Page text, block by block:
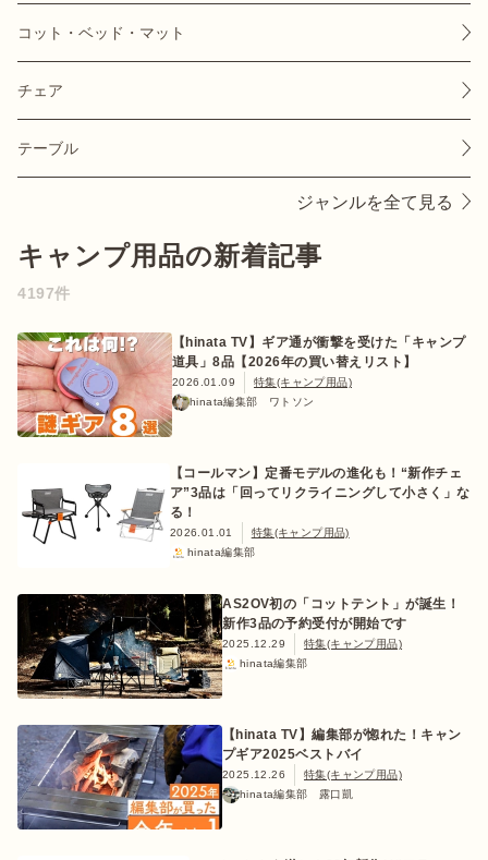
コット・ベッド・マット
チェア
テーブル
ジャンルを全て見る
キャンプ用品の新着記事
4197件
【hinata TV】ギア通が衝撃を受けた「キャンプ
道具」8品【2026年の買い替えリスト】
2026.01.09
特集(キャンプ用品)
hinata編集部 ワトソン
【コールマン】定番モデルの進化も！“新作チェ
ア”3品は「回ってリクライニングして小さく」な
る！
2026.01.01
特集(キャンプ用品)
hinata編集部
AS2OV初の「コットテント」が誕生！
新作3品の予約受付が開始です
2025.12.29
特集(キャンプ用品)
hinata編集部
【hinata TV】編集部が惚れた！キャン
プギア2025ベストバイ
2025.12.26
特集(キャンプ用品)
hinata編集部 露口凱
料理
how to
初めての方
マガジン イベント
検索